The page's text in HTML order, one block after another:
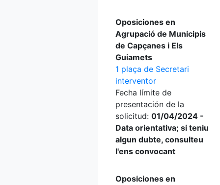
Oposiciones en
Agrupació de Municipis
de Capçanes i Els
Guiamets
1 plaça de Secretari
interventor
Fecha límite de
presentación de la
solicitud: 01/04/2024 -
Data orientativa; si teniu
algun dubte, consulteu
l'ens convocant
Oposiciones en